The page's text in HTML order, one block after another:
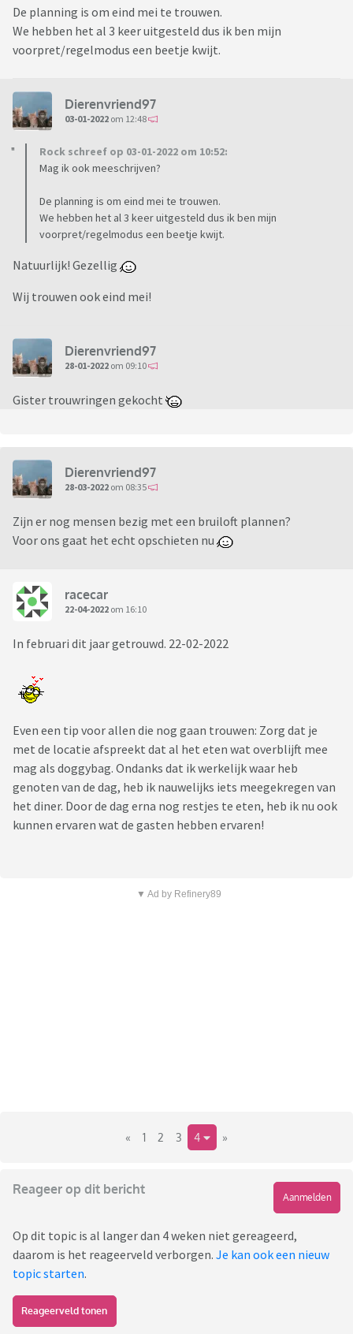
De planning is om eind mei te trouwen.
We hebben het al 3 keer uitgesteld dus ik ben mijn
voorpret/regelmodus een beetje kwijt.
Dierenvriend97
03-01-2022 om 12:48
Rock schreef op 03-01-2022 om 10:52:
Mag ik ook meeschrijven?
De planning is om eind mei te trouwen.
We hebben het al 3 keer uitgesteld dus ik ben mijn
voorpret/regelmodus een beetje kwijt.
Natuurlijk! Gezellig
Wij trouwen ook eind mei!
Dierenvriend97
28-01-2022 om 09:10
Gister trouwringen gekocht
Dierenvriend97
28-03-2022 om 08:35
Zijn er nog mensen bezig met een bruiloft plannen?
Voor ons gaat het echt opschieten nu
racecar
22-04-2022 om 16:10
In februari dit jaar getrouwd. 22-02-2022
Even een tip voor allen die nog gaan trouwen: Zorg dat je
met de locatie afspreekt dat al het eten wat overblijft mee
mag als doggybag. Ondanks dat ik werkelijk waar heb
genoten van de dag, heb ik nauwelijks iets meegekregen van
het diner. Door de dag erna nog restjes te eten, heb ik nu ook
kunnen ervaren wat de gasten hebben ervaren!
▼ Ad by Refinery89
« 1 2 3 4 »
Reageer op dit bericht
Aanmelden
Op dit topic is al langer dan 4 weken niet gereageerd,
daarom is het reageerveld verborgen. Je kan ook een nieuw
topic starten.
Reageerveld tonen